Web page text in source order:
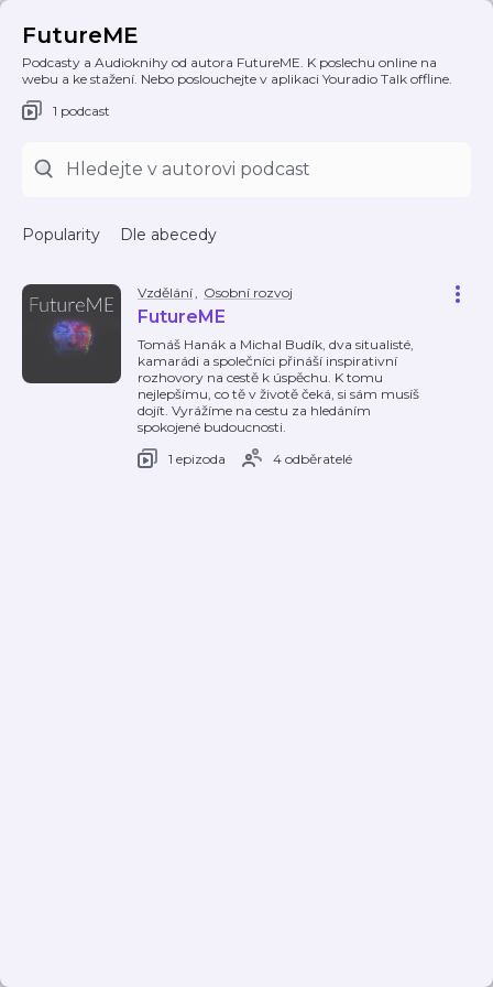
FutureME
Podcasty a Audioknihy od autora FutureME. K poslechu online na
webu a ke stažení. Nebo poslouchejte v aplikaci Youradio Talk offline.
1 podcast
Popularity Dle abecedy
Vzdělání, Osobní rozvoj
FutureME
Tomáš Hanák a Michal Budík, dva situalisté,
kamarádi a společníci přináší inspirativní
rozhovory na cestě k úspěchu. K tomu
nejlepšímu, co tě v životě čeká, si sám musíš
dojít. Vyrážíme na cestu za hledáním
spokojené budoucnosti.
1 epizoda
4 odběratelé